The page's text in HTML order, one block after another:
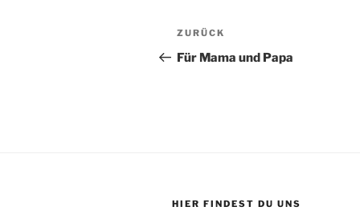
Beitragsnavigation
Vorheriger
Beitrag
ZURÜCK
Für Mama und Papa
HIER FINDEST DU UNS